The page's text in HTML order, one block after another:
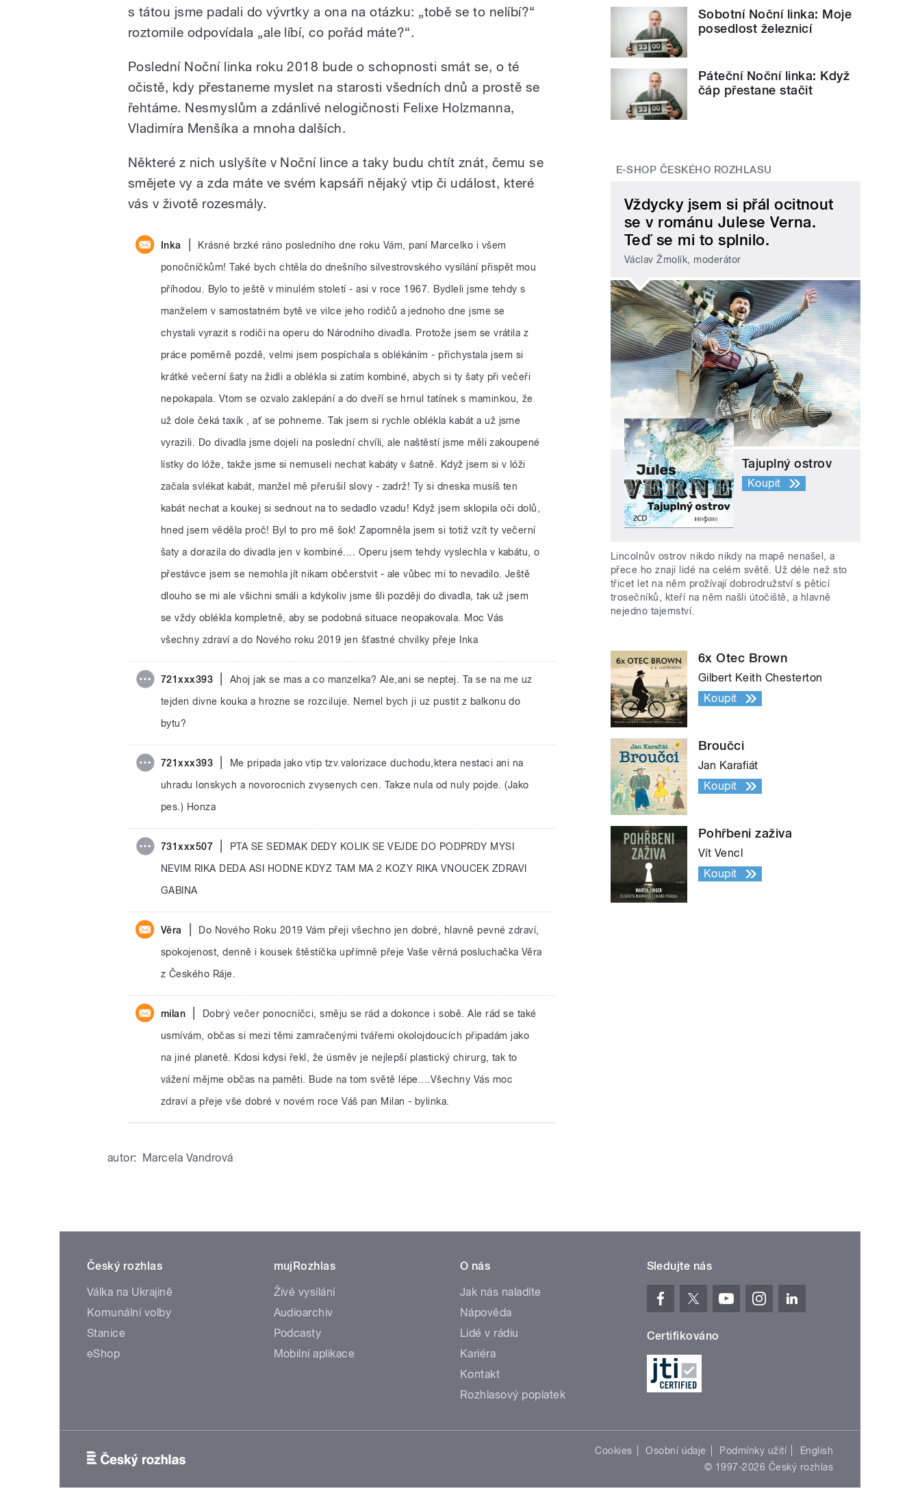
s tátou jsme padali do vývrtky a ona na otázku: „tobě se to nelíbí?“
roztomile odpovídala „ale líbí, co pořád máte?“.
Poslední Noční linka roku 2018 bude o schopnosti smát se, o té
očistě, kdy přestaneme myslet na starosti všedních dnů a prostě se
řehtáme. Nesmyslům a zdánlivé nelogičnosti Felixe Holzmanna,
Vladimíra Menšíka a mnoha dalších.
Některé z nich uslyšíte v Noční lince a taky budu chtít znát, čemu se
smějete vy a zda máte ve svém kapsáři nějaký vtip či událost, které
vás v životě rozesmály.
Inka
Krásné brzké ráno posledního dne roku Vám, paní Marcelko i všem
ponočníčkům! Také bych chtěla do dnešního silvestrovského vysílání přispět mou
příhodou. Bylo to ještě v minulém století - asi v roce 1967. Bydleli jsme tehdy s
manželem v samostatném bytě ve vilce jeho rodičů a jednoho dne jsme se
chystali vyrazit s rodiči na operu do Národního divadla. Protože jsem se vrátila z
práce poměrně pozdě, velmi jsem pospíchala s oblékáním - přichystala jsem si
krátké večerní šaty na židli a oblékla si zatím kombiné, abych si ty šaty při večeři
nepokapala. Vtom se ozvalo zaklepání a do dveří se hrnul tatínek s maminkou, že
už dole čeká taxík , ať se pohneme. Tak jsem si rychle oblékla kabát a už jsme
vyrazili. Do divadla jsme dojeli na poslední chvíli, ale naštěstí jsme měli zakoupené
lístky do lóže, takže jsme si nemuseli nechat kabáty v šatně. Když jsem si v lóži
začala svlékat kabát, manžel mě přerušil slovy - zadrž! Ty si dneska musíš ten
kabát nechat a koukej si sednout na to sedadlo vzadu! Když jsem sklopila oči dolů,
hned jsem věděla proč! Byl to pro mě šok! Zapomněla jsem si totiž vzít ty večerní
šaty a dorazila do divadla jen v kombiné.... Operu jsem tehdy vyslechla v kabátu, o
přestávce jsem se nemohla jít nikam občerstvit - ale vůbec mi to nevadilo. Ještě
dlouho se mi ale všichni smáli a kdykoliv jsme šli později do divadla, tak už jsem
se vždy oblékla kompletně, aby se podobná situace neopakovala. Moc Vás
všechny zdraví a do Nového roku 2019 jen šťastné chvilky přeje Inka
721xxx393
Ahoj jak se mas a co manzelka? Ale,ani se neptej. Ta se na me uz
tejden divne kouka a hrozne se rozciluje. Nemel bych ji uz pustit z balkonu do
bytu?
721xxx393
Me pripada jako vtip tzv.valorizace duchodu,ktera nestaci ani na
uhradu lonskych a novorocnich zvysenych cen. Takze nula od nuly pojde. (Jako
pes.) Honza
731xxx507
PTA SE SEDMAK DEDY KOLIK SE VEJDE DO PODPRDY MYSI
NEVIM RIKA DEDA ASI HODNE KDYZ TAM MA 2 KOZY RIKA VNOUCEK ZDRAVI
GABINA
Věra
Do Nového Roku 2019 Vám přeji všechno jen dobré, hlavně pevné zdraví,
spokojenost, denně i kousek štěstíčka upřímně přeje Vaše věrná posluchačka Věra
z Českého Ráje.
milan
Dobrý večer ponocníčci, směju se rád a dokonce i sobě. Ale rád se také
usmívám, občas si mezi těmi zamračenými tvářemi okolojdoucích připadám jako
na jiné planetě. Kdosi kdysi řekl, že úsměv je nejlepší plastický chirurg, tak to
vážení mějme občas na paměti. Bude na tom světě lépe....Všechny Vás moc
zdraví a přeje vše dobré v novém roce Váš pan Milan - bylinka.
autor: Marcela Vandrová
Sobotní Noční linka: Moje
posedlost železnicí
Páteční Noční linka: Když
čáp přestane stačit
E-SHOP ČESKÉHO ROZHLASU
Vždycky jsem si přál ocitnout
se v románu Julese Verna.
Teď se mi to splnilo.
Václav Žmolík, moderátor
Tajuplný ostrov
Koupit
Lincolnův ostrov nikdo nikdy na mapě nenašel, a
přece ho znají lidé na celém světě. Už déle než sto
třicet let na něm prožívají dobrodružství s pěticí
trosečníků, kteří na něm našli útočiště, a hlavně
nejedno tajemství.
6x Otec Brown
Gilbert Keith Chesterton
Koupit
Broučci
Jan Karafiát
Koupit
Pohřbeni zaživa
Vít Vencl
Koupit
Český rozhlas
Válka na Ukrajině
Komunální volby
Stanice
eShop
mujRozhlas
Živé vysílání
Audioarchiv
Podcasty
Mobilní aplikace
O nás
Jak nás naladíte
Nápověda
Lidé v rádiu
Kariéra
Kontakt
Rozhlasový poplatek
Sledujte nás
Certifikováno
Cookies Osobní údaje Podmínky užití
English
© 1997-2026 Český rozhlas